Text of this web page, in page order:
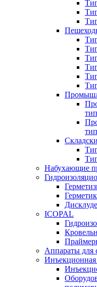
Набухающие
ICOPAL
Аппараты для
Инъекционная